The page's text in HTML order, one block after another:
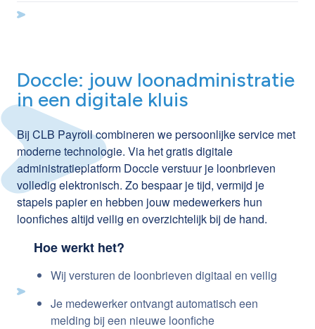
Doccle: jouw loonadministratie
in een digitale kluis
Bij CLB Payroll combineren we persoonlijke service met
moderne technologie. Via het gratis digitale
administratieplatform Doccle verstuur je loonbrieven
volledig elektronisch. Zo bespaar je tijd, vermijd je
stapels papier en hebben jouw medewerkers hun
loonfiches altijd veilig en overzichtelijk bij de hand.
Hoe werkt het?
Wij versturen de loonbrieven digitaal en veilig
Je medewerker ontvangt automatisch een
melding bij een nieuwe loonfiche